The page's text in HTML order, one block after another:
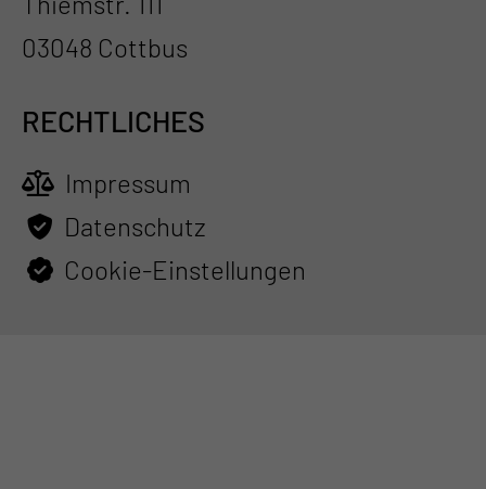
03048 Cottbus
RECHTLICHES
Impressum
Datenschutz
Cookie-Einstellungen